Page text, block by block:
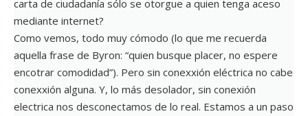
carta de ciudadanía sólo se otorgue a quien tenga aceso
mediante internet?
Como vemos, todo muy cómodo (lo que me recuerda
aquella frase de Byron: “quien busque placer, no espere
encotrar comodidad”). Pero sin conexxión eléctrica no cabe
conexxión alguna. Y, lo más desolador, sin conexión
electrica nos desconectamos de lo real. Estamos a un paso